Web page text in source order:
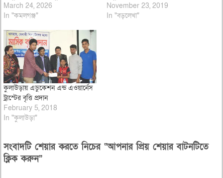
March 24, 2026
In "কমলগঞ্জ"
November 23, 2019
In "বড়লেখা"
কুলাউড়ায় এডুকেশন এন্ড এওয়ার্নেস
ট্রাস্টের বৃত্তি প্রদান
February 5, 2018
In "কুলাউড়া"
সংবাদটি শেয়ার করতে নিচের “আপনার প্রিয় শেয়ার বাটনটিতে
ক্লিক করুন”